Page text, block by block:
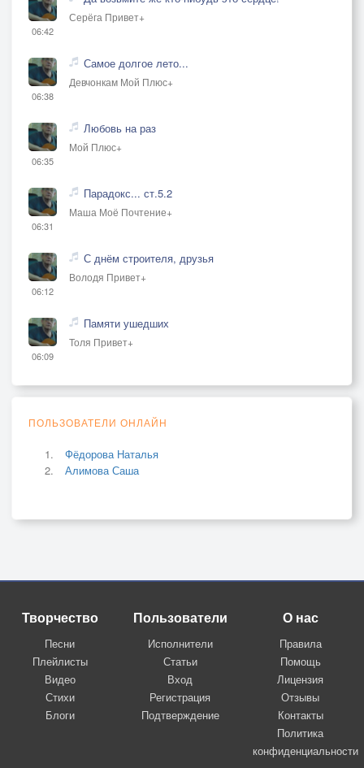
06:42
Серёга Привет+
06:38
Самое долгое лето...
Девчонкам Мой Плюс+
06:35
Любовь на раз
Мой Плюс+
06:31
Парадокс... ст.5.2
Маша Моё Почтение+
06:12
С днём строителя, друзья
Володя Привет+
06:09
Памяти ушедших
Толя Привет+
ПОЛЬЗОВАТЕЛИ ОНЛАЙН
Фёдорова Наталья
Алимова Саша
Творчество
Песни
Плейлисты
Видео
Стихи
Блоги
Пользователи
Исполнители
Статьи
Вход
Регистрация
Подтверждение
О нас
Правила
Помощь
Лицензия
Отзывы
Контакты
Политика
конфиденциальности